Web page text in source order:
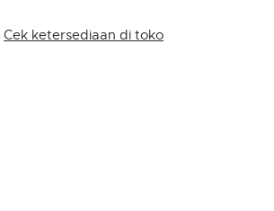
Cek ketersediaan di toko